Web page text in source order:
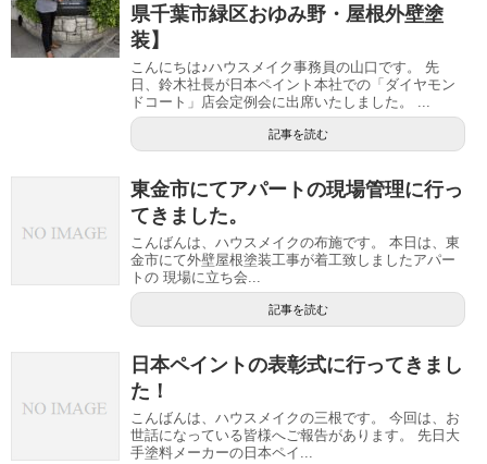
県千葉市緑区おゆみ野・屋根外壁塗
装】
こんにちは♪ハウスメイク事務員の山口です。 先
日、鈴木社長が日本ペイント本社での「ダイヤモン
ドコート」店会定例会に出席いたしました。 ...
記事を読む
東金市にてアパートの現場管理に行っ
てきました。
こんばんは、ハウスメイクの布施です。 本日は、東
金市にて外壁屋根塗装工事が着工致しましたアパー
トの 現場に立ち会...
記事を読む
日本ペイントの表彰式に行ってきまし
た！
こんばんは、ハウスメイクの三根です。 今回は、お
世話になっている皆様へご報告があります。 先日大
手塗料メーカーの日本ペイ...